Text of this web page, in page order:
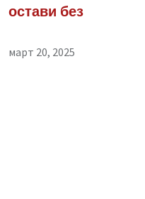
остави без
март 20, 2025